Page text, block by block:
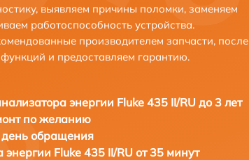
выявляем причины поломки, заменяем
работоспособность устройства.
производителем запчасти, после
и предоставляем гарантию.
энергии Fluke 435 II/RU до 3 лет
по желанию
день обращения
энергии Fluke 435 II/RU от 35 минут